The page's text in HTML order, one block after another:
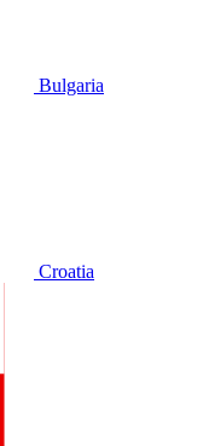
Bulgaria
Croatia